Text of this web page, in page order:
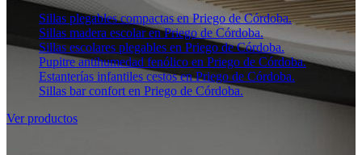
Sillas plegables compactas en Priego de Córdoba.
Sillas madera escolar en Priego de Córdoba.
Sillas escolares plegables en Priego de Córdoba.
Pupitre antihumedad fenólico en Priego de Córdoba.
Estanterías infantiles cestos en Priego de Córdoba.
Sillas bar confort en Priego de Córdoba.
Ver productos